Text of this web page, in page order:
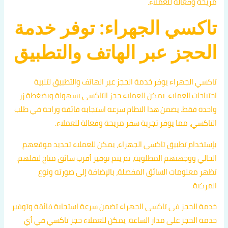
تاكسي الجهراء: توفر خدمة
الحجز عبر الهاتف والتطبيق
تاكسي الجهراء يوفر خدمة الحجز عبر الهاتف والتطبيق لتلبية
احتياجات العملاء. يمكن للعملاء حجز التاكسي بسهولة وبضغطة زر
واحدة فقط. يضمن هذا النظام سرعة استجابة فائقة وراحة في طلب
التاكسي، مما يوفر تجربة سفر مريحة وفعالة للعملاء.
بإستخدام تطبيق تاكسي الجهراء، يمكن للعملاء تحديد موقعهم
الحالي ووجهتهم المطلوبة، ثم يتم توفير أقرب سائق متاح لنقلهم.
تظهر معلومات السائق المفصلة، بالإضافة إلى صورته ونوع
المركبة.
خدمة الحجز في تاكسي الجهراء تضمن سرعة استجابة فائقة وتوفير
خدمة الحجز على مدار الساعة. يمكن للعملاء حجز تاكسي في أي